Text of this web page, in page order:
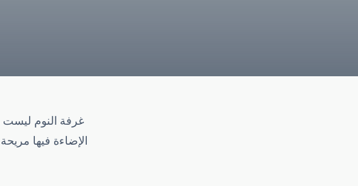
غرفة النوم
الإضاءة فيها